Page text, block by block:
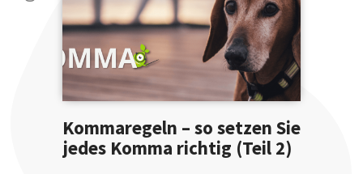
Kommaregeln – so setzen Sie
jedes Komma richtig (Teil 2)
...
... dass
Sie Ihre
bereits
mit
einer
Anmeldung
30 000 Leser
sich nicht irren.